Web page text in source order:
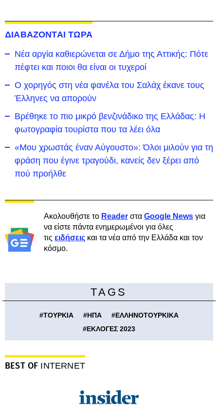
ΔΙΑΒΑΖΟΝΤΑΙ ΤΩΡΑ
Νέα αργία καθιερώνεται σε Δήμο της Αττικής: Πότε
πέφτει και ποιοι θα είναι οι τυχεροί
Ο χορηγός στη νέα φανέλα του Σαλάχ έκανε τους
Έλληνες να απορούν
Βρέθηκε το πιο μικρό βενζινάδικο της Ελλάδας: Η
φωτογραφία τουρίστα που τα λέει όλα
«Μου χρωστάς έναν Αύγουστο»: Όλοι μιλούν για τη
φράση που έγινε τραγούδι, κανείς δεν ξέρει από
πού προήλθε
Ακολουθήστε το Reader στα Google News για
να είστε πάντα ενημερωμένοι για όλες
τις ειδήσεις και τα νέα από την Ελλάδα και τον
κόσμο.
TAGS
#ΤΟΥΡΚΙΑ #ΗΠΑ #ΕΛΛΗΝΟΤΟΥΡΚΙΚΑ
#ΕΚΛΟΓΕΣ 2023
BEST OF INTERNET